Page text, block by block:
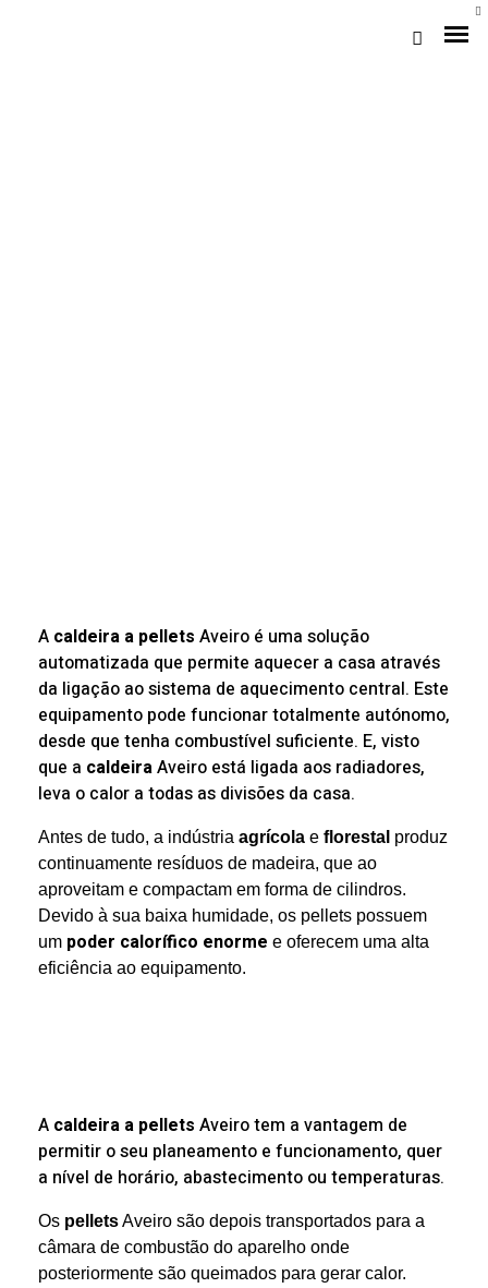
A caldeira a pellets Aveiro é uma solução
automatizada que permite aquecer a casa através
da ligação ao sistema de aquecimento central. Este
equipamento pode funcionar totalmente autónomo,
desde que tenha combustível suficiente. E, visto
que a caldeiraAveiro está ligada aos radiadores,
leva o calor a todas as divisões da casa.
Antes de tudo, a indústria agrícola e florestal produz
continuamente resíduos de madeira, que ao
aproveitam e compactam em forma de cilindros.
Devido à sua baixa humidade, os pellets possuem
um poder calorífico enorme e oferecem uma alta
eficiência ao equipamento.
A caldeira a pellets Aveiro tem a vantagem de
permitir o seu planeamento e funcionamento, quer
a nível de horário, abastecimento ou temperaturas.
Os pelletsAveiro são depois transportados para a
câmara de combustão do aparelho onde
posteriormente são queimados para gerar calor.